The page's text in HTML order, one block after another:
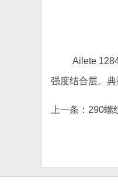
Ailete 128467
强度结合层。
上一条： 290螺